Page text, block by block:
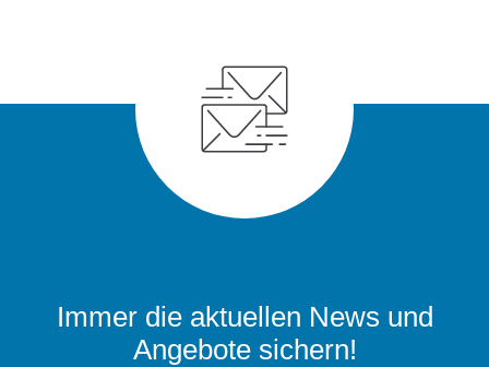
Immer die aktuellen News und
Angebote sichern!